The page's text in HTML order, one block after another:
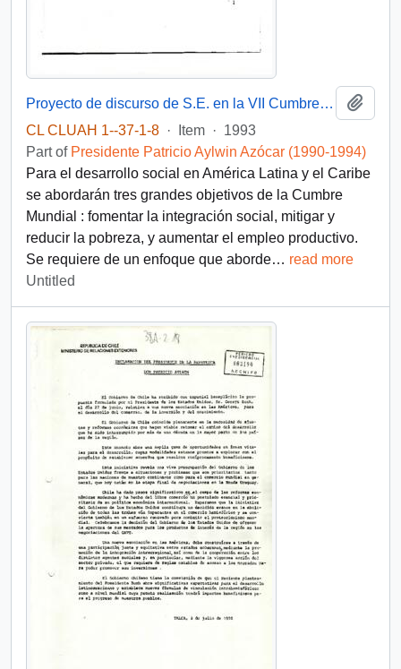
Proyecto de discurso de S.E. en la VII Cumbre Presidencial
CL CLUAH 1--37-1-8 · Item · 1993
Part of Presidente Patricio Aylwin Azócar (1990-1994)
Para el desarrollo social en América Latina y el Caribe
se abordarán tres grandes objetivos de la Cumbre
Mundial : fomentar la integración social, mitigar y
reducir la pobreza, y aumentar el empleo productivo.
Se requiere de un enfoque que aborde… read more
Untitled